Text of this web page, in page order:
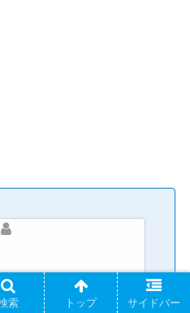
リテ」。
戦で優勝。
索 トップ サイドバー